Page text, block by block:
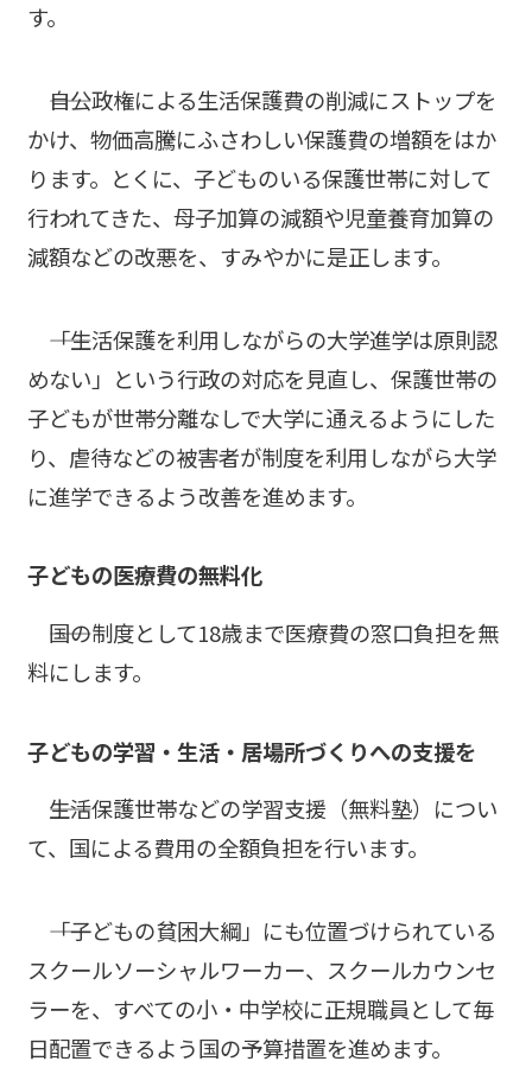
す。
――自公政権による生活保護費の削減にストップを
かけ、物価高騰にふさわしい保護費の増額をはか
ります。とくに、子どものいる保護世帯に対して
行われてきた、母子加算の減額や児童養育加算の
減額などの改悪を、すみやかに是正します。
――「生活保護を利用しながらの大学進学は原則認
めない」という行政の対応を見直し、保護世帯の
子どもが世帯分離なしで大学に通えるようにした
り、虐待などの被害者が制度を利用しながら大学
に進学できるよう改善を進めます。
子どもの医療費の無料化
――国の制度として18歳まで医療費の窓口負担を無
料にします。
子どもの学習・生活・居場所づくりへの支援を
――生活保護世帯などの学習支援（無料塾）につい
て、国による費用の全額負担を行います。
――「子どもの貧困大綱」にも位置づけられている
スクールソーシャルワーカー、スクールカウンセ
ラーを、すべての小・中学校に正規職員として毎
日配置できるよう国の予算措置を進めます。